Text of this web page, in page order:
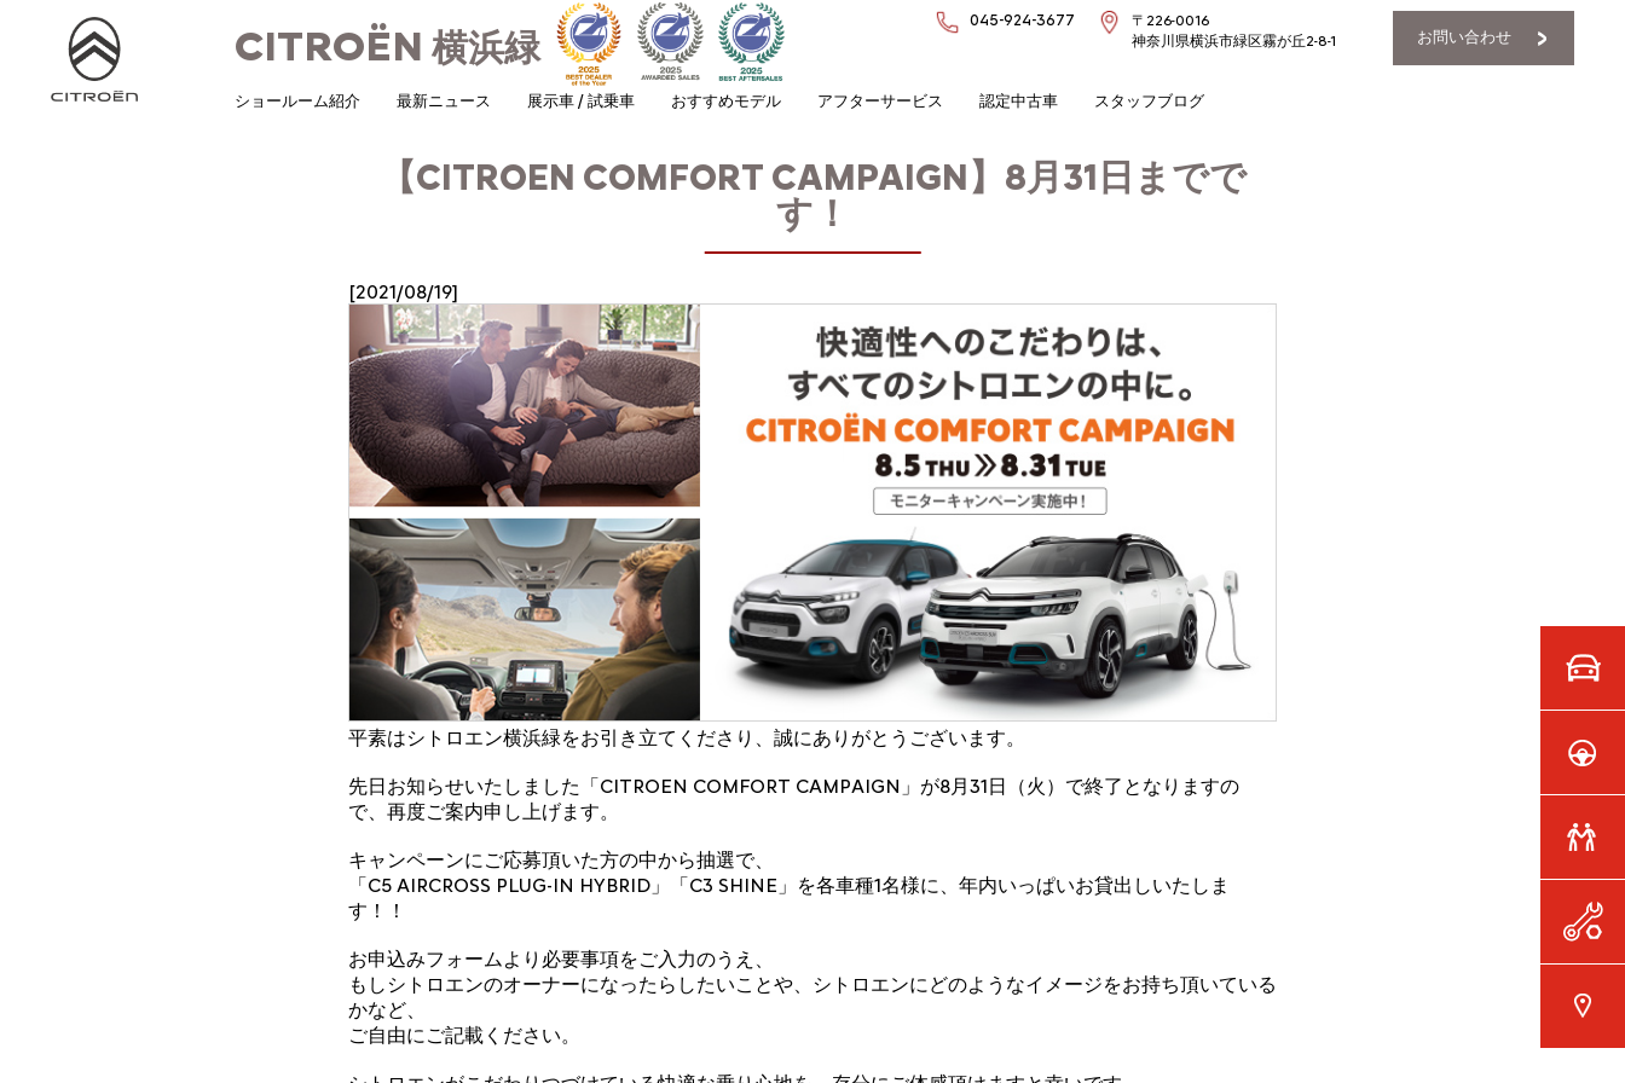
CITROËN 横浜緑
045-924-3677
〒226-0016
神奈川県横浜市緑区霧が丘2-8-1
お問い合わせ
ショールーム紹介 最新ニュース 展示車 / 試乗車 おすすめモデル アフターサービス 認定中古車 スタッフブログ
【CITROEN COMFORT CAMPAIGN】8月31日までで
す！
[2021/08/19]
平素はシトロエン横浜緑をお引き立てくださり、誠にありがとうございます。
先日お知らせいたしました「CITROEN COMFORT CAMPAIGN」が8月31日（火）で終了となりますの
で、再度ご案内申し上げます。
キャンペーンにご応募頂いた方の中から抽選で、
「C5 AIRCROSS PLUG-IN HYBRID」「C3 SHINE」を各車種1名様に、年内いっぱいお貸出しいたしま
す！！
お申込みフォームより必要事項をご入力のうえ、
もしシトロエンのオーナーになったらしたいことや、シトロエンにどのようなイメージをお持ち頂いている
かなど、
ご自由にご記載ください。